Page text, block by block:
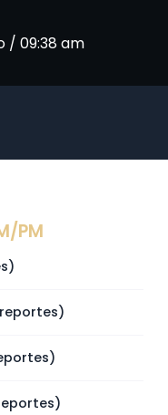
/ 09:38 am
PM